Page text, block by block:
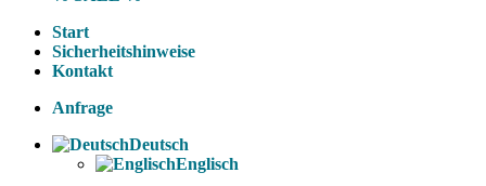
Start
Sicherheitshinweise
Kontakt
Anfrage
Deutsch
Englisch